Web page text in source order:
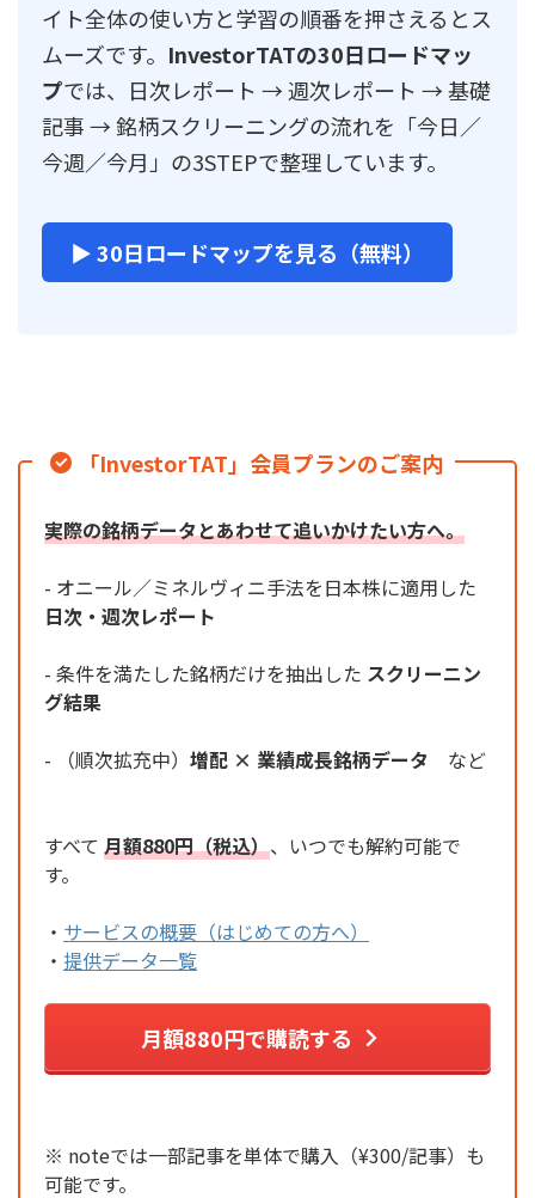
イト全体の使い方と学習の順番を押さえるとス
ムーズです。 InvestorTATの30日ロードマッ
プでは、日次レポート → 週次レポート → 基礎
記事 → 銘柄スクリーニングの流れを「今日／
今週／今月」の3STEPで整理しています。
▶ 30日ロードマップを見る（無料）
「InvestorTAT」会員プランのご案内
実際の銘柄データとあわせて追いかけたい方へ。
- オニール／ミネルヴィニ手法を日本株に適用した
日次・週次レポート
- 条件を満たした銘柄だけを抽出した スクリーニン
グ結果
- （順次拡充中） 増配 × 業績成長銘柄データ など
すべて 月額880円（税込）、いつでも解約可能で
す。
・ サービスの概要（はじめての方へ）
・ 提供データ一覧
月額880円で購読する
※ noteでは一部記事を単体で購入（¥300/記事）も
可能です。